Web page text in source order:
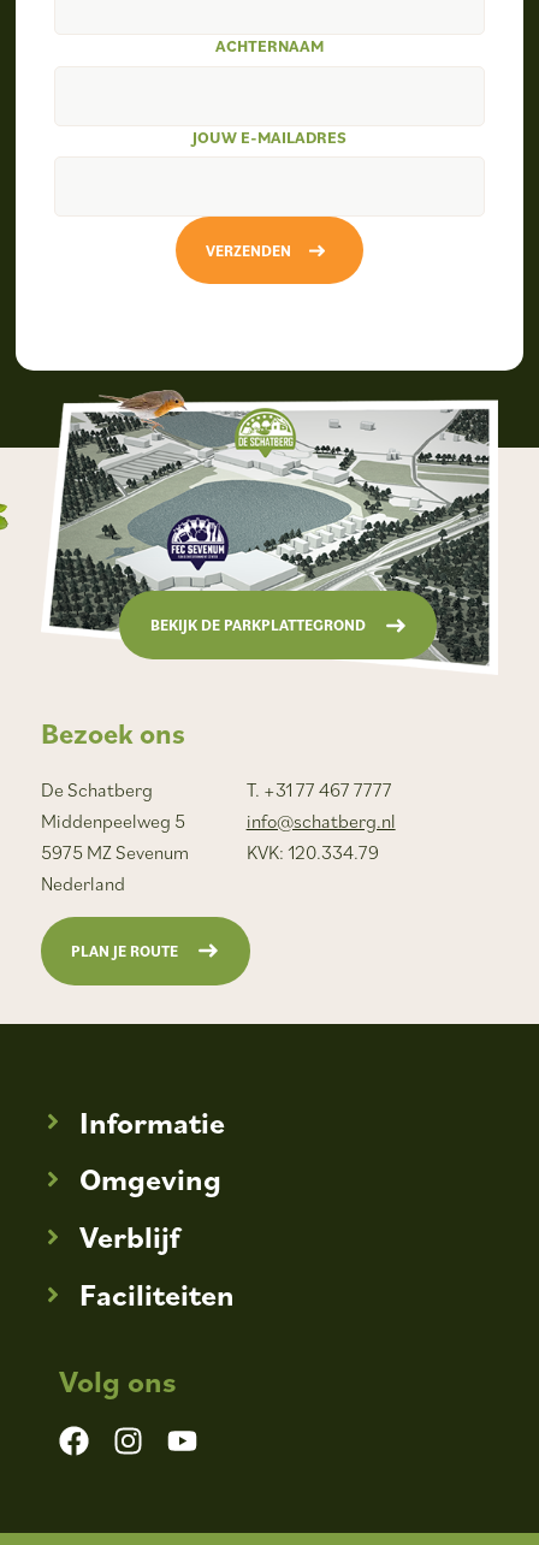
ACHTERNAAM
JOUW E-MAILADRES
VERZENDEN
Informatie
Omgeving
Verblijf
Faciliteiten
Volg ons
Bezoek ons
De Schatberg
Middenpeelweg 5
5975 MZ Sevenum
Nederland
T. +31 77 467 7777
info@schatberg.nl
KVK: 120.334.79
PLAN JE ROUTE
BEKIJK DE PARKPLATTEGROND